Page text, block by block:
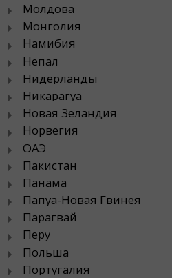
Молдова
Монголия
Намибия
Непал
Нидерланды
Никарагуа
Новая Зеландия
Норвегия
ОАЭ
Пакистан
Панама
Папуа-Новая Гвинея
Парагвай
Перу
Польша
Португалия